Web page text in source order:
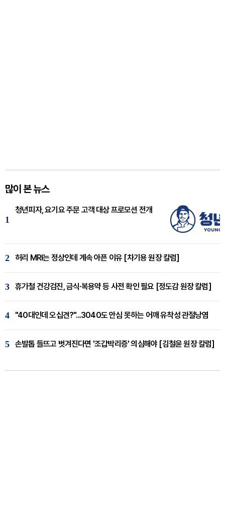
많이 본 뉴스
1
청년피자, 요기요 주문 고객 대상 프로모션 전개
2 허리 MRI는 정상인데 계속 아픈 이유 [차기용 원장 칼럼]
3 휴가철 건강검진, 금식·복용약 등 사전 확인 필요 [정도감 원장 칼럼]
4 "40대인데 오십견?"...3040도 안심 못하는 어깨 유착성 관절낭염
5 손발톱 들뜨고 벗겨진다면 '조갑박리증' 의심해야 [김철윤 원장 칼럼]